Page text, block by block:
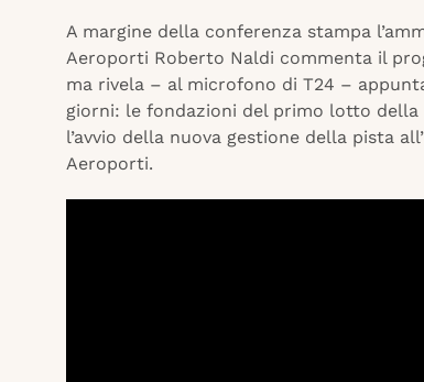
A margine della conferenza stampa
Aeroporti Roberto Naldi commenta il
ma rivela – al microfono di T24 –
giorni: le fondazioni del primo lotto della
l’avvio della nuova gestione della pista
Aeroporti.